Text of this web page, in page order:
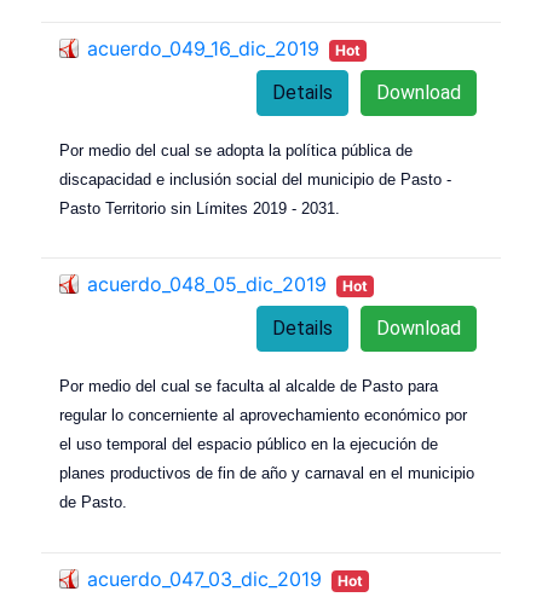
acuerdo_049_16_dic_2019 Hot
Download
Details
Por medio del cual se adopta la política pública de
discapacidad e inclusión social del municipio de Pasto -
Pasto Territorio sin Límites 2019 - 2031.
acuerdo_048_05_dic_2019 Hot
Download
Details
Por medio del cual se faculta al alcalde de Pasto para
regular lo concerniente al aprovechamiento económico por
el uso temporal del espacio público en la ejecución de
planes productivos de fin de año y carnaval en el municipio
de Pasto.
acuerdo_047_03_dic_2019 Hot